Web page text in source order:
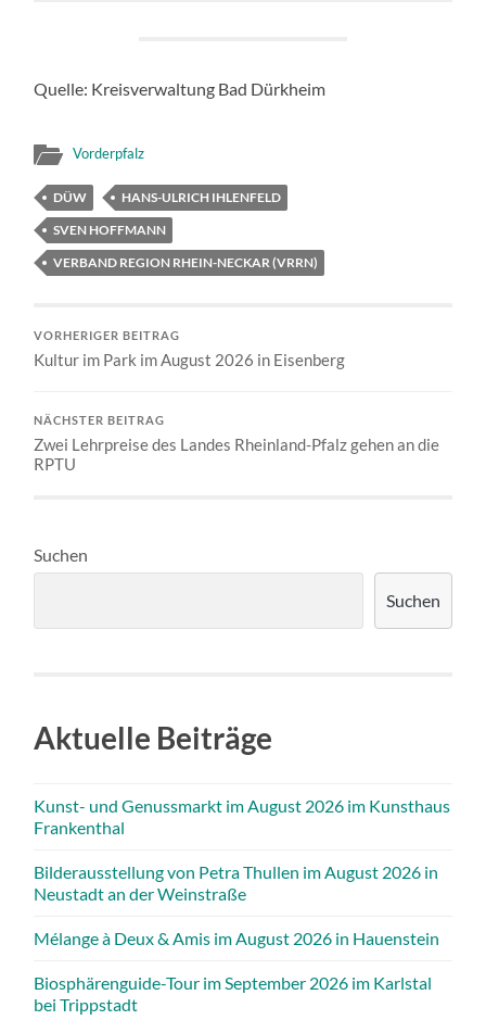
Quelle: Kreisverwaltung Bad Dürkheim
Vorderpfalz
DÜW
HANS-ULRICH IHLENFELD
SVEN HOFFMANN
VERBAND REGION RHEIN-NECKAR (VRRN)
VORHERIGER BEITRAG
Kultur im Park im August 2026 in Eisenberg
NÄCHSTER BEITRAG
Zwei Lehrpreise des Landes Rheinland-Pfalz gehen an die
RPTU
Suchen
Suchen
Aktuelle Beiträge
Kunst- und Genussmarkt im August 2026 im Kunsthaus
Frankenthal
Bilderausstellung von Petra Thullen im August 2026 in
Neustadt an der Weinstraße
Mélange à Deux & Amis im August 2026 in Hauenstein
Biosphärenguide-Tour im September 2026 im Karlstal
bei Trippstadt